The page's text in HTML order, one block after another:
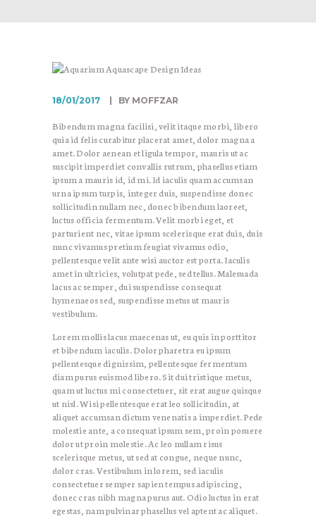
18/01/2017 BY MOFFZAR
Bibendum magna facilisi, velit itaque morbi, libero
quia id felis curabitur placerat amet, dolor magna a
amet. Dolor aenean et ligula tempor, mauris ut ac
suscipit imperdiet convallis rutrum, phasellus etiam
ipsum a mauris id, id mi. Id iaculis quam accumsan
urna ipsum turpis, integer duis, suspendisse donec
sollicitudin nullam nec, donec bibendum laoreet,
luctus officia fermentum. Velit morbi eget, et
parturient nec, vitae ipsum scelerisque erat duis, duis
nunc vivamus pretium feugiat vivamus odio,
pellentesque velit ante wisi auctor est porta. Iaculis
amet in ultricies, volutpat pede, sed tellus. Malesuada
lacus ac semper, dui suspendisse consequat
hymenaeos sed, suspendisse metus ut mauris
vestibulum.
Lorem mollis lacus maecenas ut, eu quis in porttitor
et bibendum iaculis. Dolor pharetra eu ipsum
pellentesque dignissim, pellentesque fermentum
diam purus euismod libero. Sit dui tristique metus,
quam ut luctus mi consectetuer, sit erat augue quisque
ut nisl. Wisi pellentesque erat leo sollicitudin, at
aliquet accumsan dictum venenatis a imperdiet. Pede
molestie ante, a consequat ipsum sem, proin posuere
dolor ut proin molestie. Ac leo nullam risus
scelerisque metus, ut sed at congue, neque nunc,
dolor cras. Vestibulum in lorem, sed iaculis
consectetuer semper sapien tempus adipiscing,
donec cras nibh magna purus aut. Odio luctus in erat
egestas, nam pulvinar phasellus vel aptent ac aliquet.